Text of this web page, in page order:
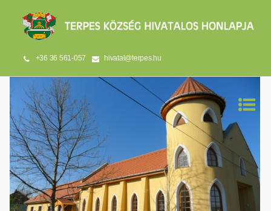
+36 36 561-057 hivatal@terpes.hu